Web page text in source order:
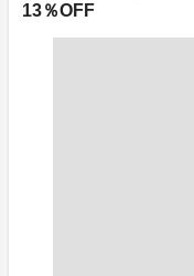
13％OFF